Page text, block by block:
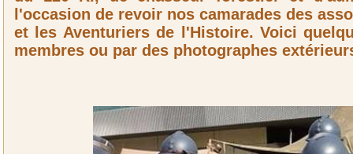
l'occasion de revoir nos camarades des
et les Aventuriers de l'Histoire. Voici
membres ou par des photographes